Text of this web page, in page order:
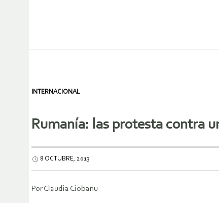
INTERNACIONAL
Rumanía: las protesta contra
8 OCTUBRE, 2013
Por Claudia Ciobanu